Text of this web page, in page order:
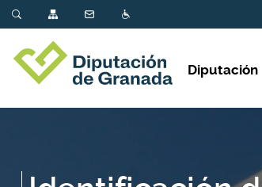
Diputación